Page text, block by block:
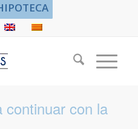
continuar con la